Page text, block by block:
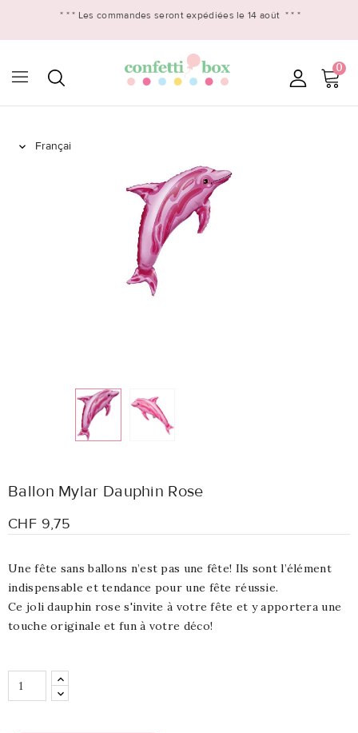
* * * Les commandes seront expédiées le 14 août * * *
0

Ballon Mylar Dauphin Rose
CHF 9,75
Une fête sans ballons n’est pas une fête! Ils sont l’élément
indispensable et tendance pour une fête réussie.
Ce joli dauphin rose s'invite à votre fête et y apportera une
touche originale et fun à votre déco!